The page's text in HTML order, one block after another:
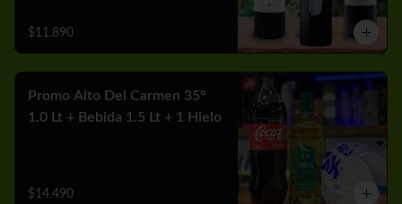
$11.890
Promo Alto Del Carmen 35°
1.0 Lt + Bebida 1.5 Lt + 1 Hielo
$14.490